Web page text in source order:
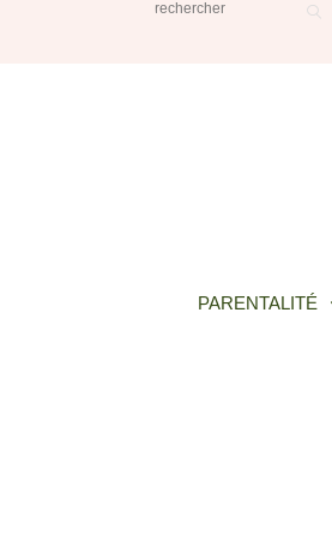
PARENTALITÉ